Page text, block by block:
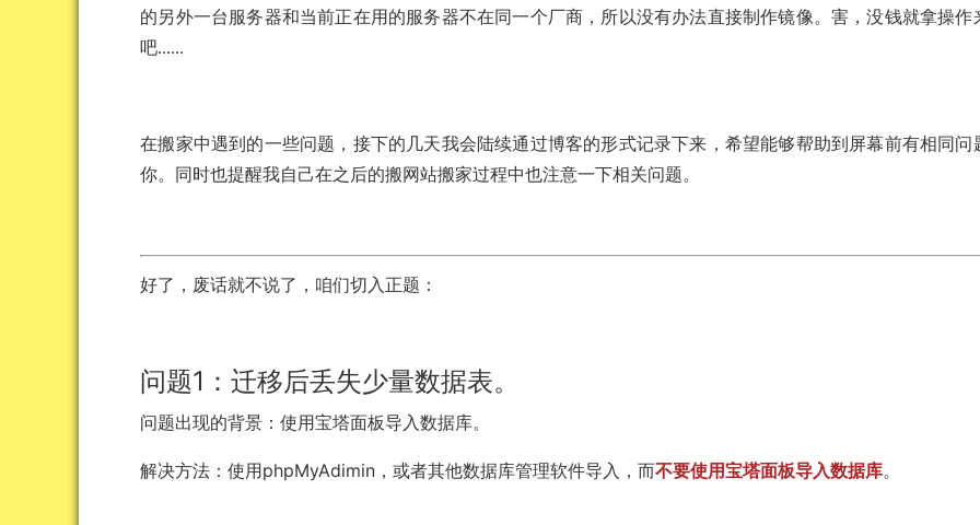
的另外一台服务器和当前正在用的服务器不在同一个厂商，所以没有办法直接制作镜像。害，没钱就拿操作
吧......
在搬家中遇到的一些问题，接下的几天我会陆续通过博客的形式记录下来，希望能够帮助到屏幕前有相同问
你。同时也提醒我自己在之后的搬网站搬家过程中也注意一下相关问题。
好了，废话就不说了，咱们切入正题：
问题1：迁移后丢失少量数据表。
问题出现的背景：使用宝塔面板导入数据库。
解决方法：使用phpMyAdimin，或者其他数据库管理软件导入，而不要使用宝塔面板导入数据库。